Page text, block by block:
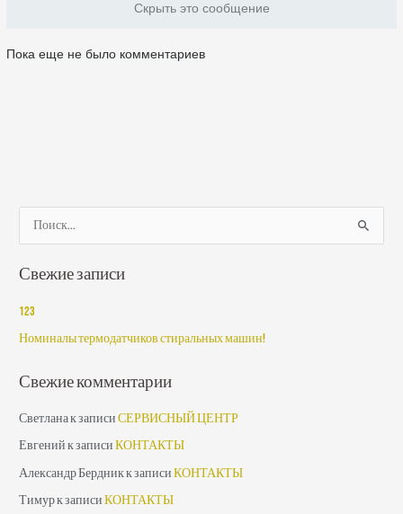
Скрыть это сообщение
Пока еще не было комментариев
и
Свежие записи
123
Номиналы термодатчиков стиральных машин!
Свежие комментарии
Светланак записиСЕРВИСНЫЙ ЦЕНТР
Евгенийк записиКОНТАКТЫ
Александр Бердникк записиКОНТАКТЫ
Тимурк записиКОНТАКТЫ